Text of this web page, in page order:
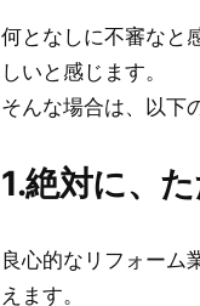
何となしに不審なと
しいと感じます。
そんな場合は、以下
1.絶対に、
良心的なリフォーム
えます。